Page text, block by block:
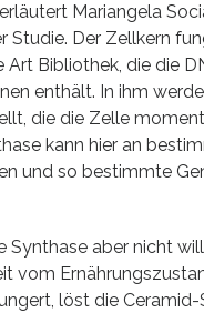
Mariangela
Studie. Der Zellkern
Art Bibliothek, die die
enthält. In ihm
die die Zelle
kann hier an
und so bestimmte
Synthase aber nicht
vom
löst die